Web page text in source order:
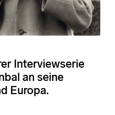
Interviewserie
an seine
Europa.